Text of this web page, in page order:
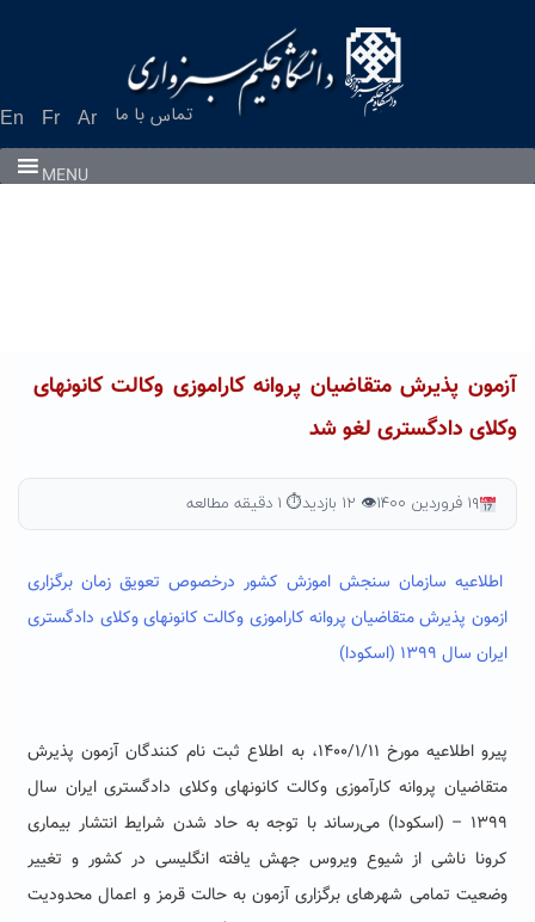
En Fr Ar تماس با ما
MENU
آزمون پذیرش متقاضیان پروانه کاراموزی وکالت کانونهای
وکلای دادگستری لغو شد
۱۹ فروردین ۱۴۰۰ 👁 ۱۲ بازدید ⏱ ۱ دقیقه مطالعه
اطلاعیه سازمان سنجش اموزش کشور درخصوص تعویق زمان برگزاری
ازمون پذیرش متقاضیان پروانه کاراموزی وکالت کانونهای وکلای دادگستری
ایران سال ۱۳۹۹ (اسکودا)
پیرو اطلاعیه مورخ ۱۴۰۰/۱/۱۱، به اطلاع ثبت نام کنندگان آزمون پذیرش
متقاضیان پروانه کارآموزی وکالت کانونهای وکلای دادگستری ایران سال
۱۳۹۹ – (اسکودا) می‌رساند با توجه به حاد شدن شرایط انتشار بیماری
کرونا ناشی از شیوع ویروس جهش یافته انگلیسی در کشور و تغییر
وضعیت تمامی شهرهای برگزاری آزمون به حالت قرمز و اعمال محدودیت